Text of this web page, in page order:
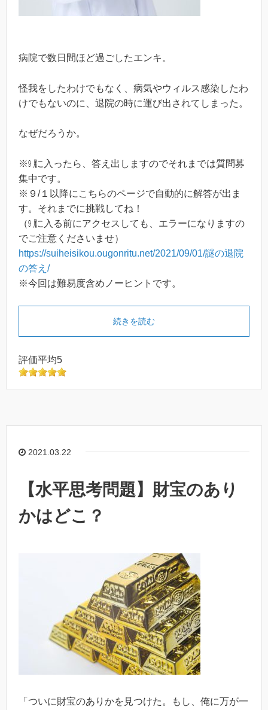
病院で数日間ほど過ごしたエンキ。
怪我をしたわけでもなく、病気やウィルス感染したわ
けでもないのに、退院の時に運び出されてしまった。
なぜだろうか。
※㋈に入ったら、答え出しますのでそれまでは質問募
集中です。
※９/１以降にこちらのページで自動的に解答が出ま
す。それまでに挑戦してね！
（㋈に入る前にアクセスしても、エラーになりますの
でご注意くださいませ）
https://suiheisikou.ougonritu.net/2021/09/01/謎の退院
の答え/
※今回は難易度含めノーヒントです。
続きを読む
評価平均5
2021.03.22
【水平思考問題】財宝のあり
かはどこ？
「ついに財宝のありかを見つけた。もし、俺に万が一